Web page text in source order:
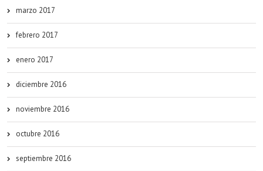
marzo 2017
febrero 2017
enero 2017
diciembre 2016
noviembre 2016
octubre 2016
septiembre 2016